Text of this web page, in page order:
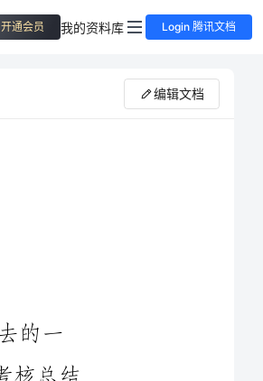
开通会员 我的资料库 Login 腾讯文档
编辑文档